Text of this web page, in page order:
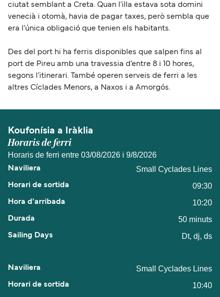
ciutat semblant a Creta. Quan l’illa estava sota domini
venecià i otomà, havia de pagar taxes, però sembla que
era l’única obligació que tenien els habitants.
Des del port hi ha ferris disponibles que salpen fins al
port de Pireu amb una travessia d’entre 8 i 10 hores,
segons l’itinerari. També operen serveis de ferri a les
altres Cíclades Menors, a Naxos i a Amorgós.
Koufonísia a Iràklia
Horaris de ferri
Horaris de ferri entre 03/08/2026 i 9/8/2026
Small Cyclades Lines
09:30
10:20
50 minuts
Dt, dj, ds
Small Cyclades Lines
10:40